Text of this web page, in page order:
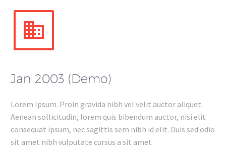


Jan 2003 (Demo)
Lorem Ipsum. Proin gravida nibh vel velit auctor aliquet.
Aenean sollicitudin, lorem quis bibendum auctor, nisi elit
consequat ipsum, nec sagittis sem nibh id elit. Duis sed odio
sit amet nibh vulputate cursus a sit amet